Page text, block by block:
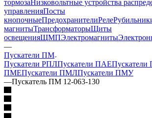
тормозаНизковольтные устройства
управленияПосты
кнопочныеПредохранителиРеле
магнитыТрансформаторыЩиты
освещенияЩМПЭлектромагниты
—
Пускатели ПМ
Пускатели РПЛПускатели ПАЕ
ПМЕПускатели ПМЛПускатели ПМУ
—Пускатель ПМ 12-063-130